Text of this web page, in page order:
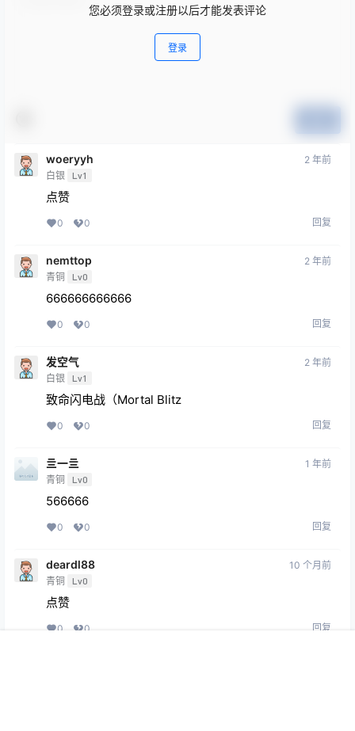
您必须登录或注册以后才能发表评论
登录
woeryyh
白银 Lv1
2 年前
点赞
0 0 回复
nemttop
青铜 Lv0
2 年前
666666666666
0 0 回复
发空气
白银 Lv1
2 年前
致命闪电战（Mortal Blitz
0 0 回复
亖一亖
青铜 Lv0
1 年前
566666
0 0 回复
deardl88
青铜 Lv0
10 个月前
点赞
0 0 回复